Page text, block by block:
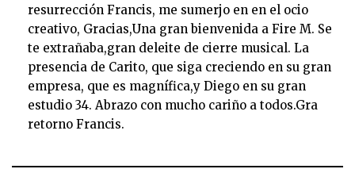
resurrección Francis, me sumerjo en en el ocio
creativo, Gracias,Una gran bienvenida a Fire M. Se
te extrañaba,gran deleite de cierre musical. La
presencia de Carito, que siga creciendo en su gran
empresa, que es magnífica,y Diego en su gran
estudio 34. Abrazo con mucho cariño a todos.Gra
retorno Francis.